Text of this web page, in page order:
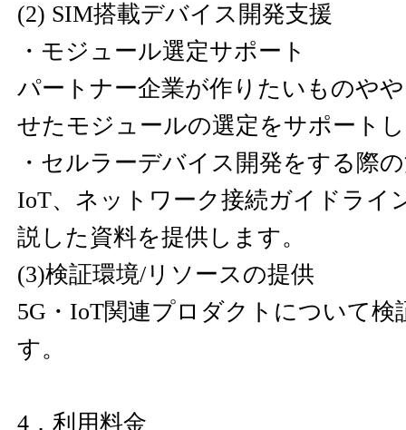
(2) SIM搭載デバイス開発支援
・モジュール選定サポート
パートナー企業が作りたいものや
せたモジュールの選定をサポート
・セルラーデバイス開発をする際
IoT、ネットワーク接続ガイドライ
説した資料を提供します。
(3)検証環境/リソースの提供
5G・IoT関連プロダクトについて検
す。
4．利用料金